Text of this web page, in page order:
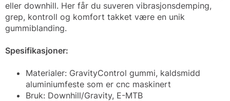
eller downhill. Her får du suveren vibrasjonsdemping,
grep, kontroll og komfort takket være en unik
gummiblanding.
Spesifikasjoner:
Materialer: GravityControl gummi, kaldsmidd
aluminiumfeste som er cnc maskinert
Bruk: Downhill/Gravity, E-MTB